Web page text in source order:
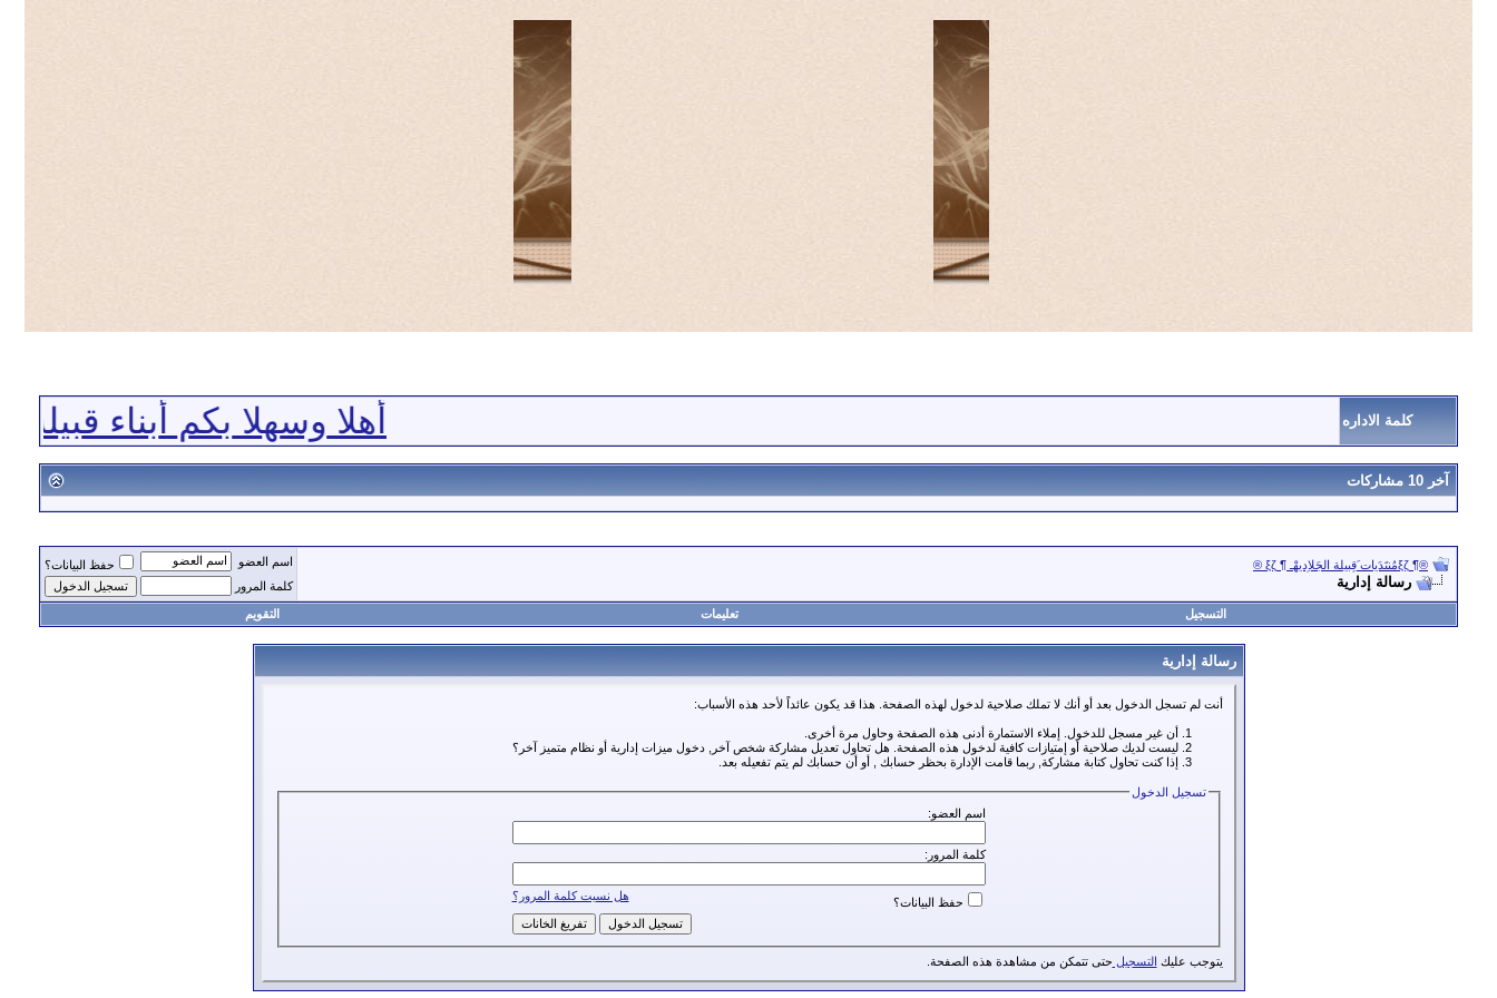
أهلا وسهلا بكم أبناء كلمة الاداره
آخر 10 مشاركات
®¶ ξζمُنتَدَيات َقِبيلة الجَلاِديهْـ ¶ ξζ ®
رسالة إدارية
اسم العضو
حفظ البيانات؟
كلمة المرور
التسجيل تعليمات التقويم
رسالة إدارية
أنت لم تسجل الدخول بعد أو أنك لا تملك صلاحية لدخول لهذه الصفحة. هذا قد يكون عائداً لأحد هذه الأسباب:
أن غير مسجل للدخول. إملاء الاستمارة أدنى هذه الصفحة وحاول مرة أخرى.
ليست لديك صلاحية أو إمتيازات كافية لدخول هذه الصفحة. هل تحاول تعديل مشاركة شخص آخر, دخول ميزات إدارية أو نظام متميز آخر؟
إذا كنت تحاول كتابة مشاركة, ربما قامت الإدارة بحظر حسابك , أو أن حسابك لم يتم تفعيله بعد.
تسجيل الدخول
اسم العضو:
كلمة المرور:
هل نسيت كلمة المرور؟ حفظ البيانات؟
يتوجب عليك التسجيل حتى تتمكن من مشاهدة هذه الصفحة.